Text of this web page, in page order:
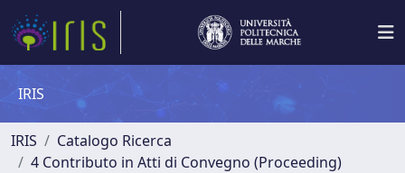
IRIS
IRIS
Catalogo Ricerca
4 Contributo in Atti di Convegno (Proceeding)